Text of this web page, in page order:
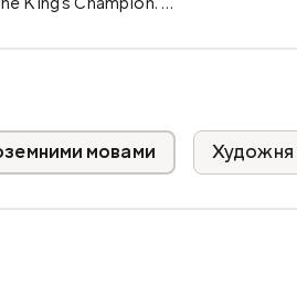
fight for freedom becomes a
мовами Художня